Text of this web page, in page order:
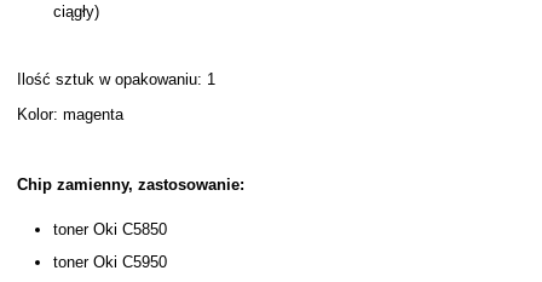
ciągły)
Ilość sztuk w opakowaniu: 1
Kolor: magenta
Chip zamienny, zastosowanie:
toner Oki C5850
toner Oki C5950